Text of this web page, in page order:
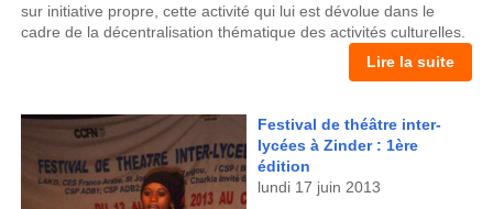
sur initiative propre, cette activité qui lui est dévolue dans le
cadre de la décentralisation thématique des activités culturelles.
Lire la suite
Festival de théâtre inter-
lycées à Zinder : 1ère
édition
lundi 17 juin 2013